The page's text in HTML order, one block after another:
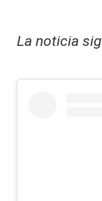
La noticia